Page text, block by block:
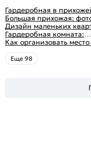
Гардеробная в
виды, фото в интерьере,
идеи дизайна
Большая прихожая:
функциональным
распределением
Дизайн маленьких
10 идей для дизайна
интерьера с фото
Гардеробная комната:
дизайн, планировка,
по обустройству,
распространенные
Как организовать место
хранения на балконе
Eще 98